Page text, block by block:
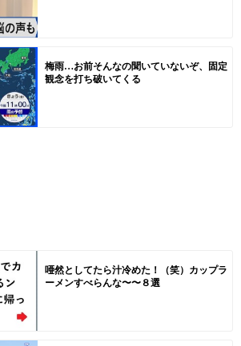
梅雨…お前そんなの聞いていないぞ、固定
観念を打ち破いてくる
唖然としてたら汁冷めた！（笑）カップラ
ーメンすべらんな〜〜８選